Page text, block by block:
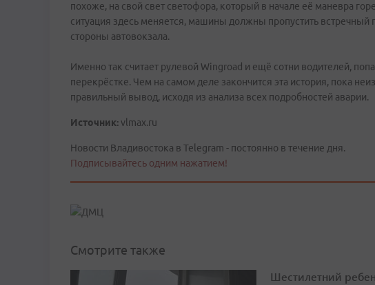
похоже, на свой свет светофора, который в начале её маневра
ситуация здесь меняется, машины должны пропустить встречный
стороны автовокзала.
Именно так считает рулевой Wingroad и ещё сотни водителей,
перекрёстке. Чем на самом деле закончится эта история, пока
правильный вывод, исходя из анализа всех подробностей аварии.
Источник:vlmax.ru
Новости Владивостока в Telegram - постоянно в течение дня.
Подписывайтесь одним нажатием!
Смотрите также
Шестилетний